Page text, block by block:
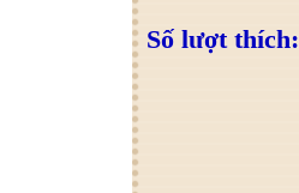
Số lượt thích: